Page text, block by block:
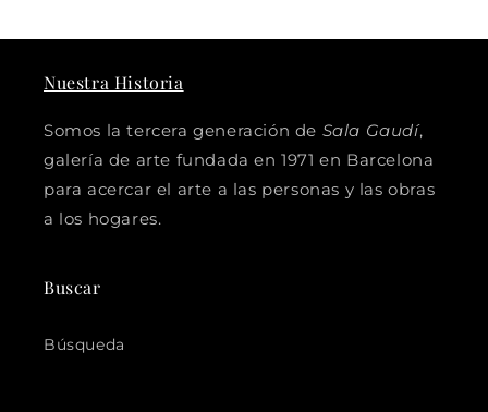
Nuestra Historia
Somos la tercera generación de Sala Gaudí,
galería de arte fundada en 1971 en Barcelona
para acercar el arte a las personas y las obras
a los hogares.
Buscar
Búsqueda